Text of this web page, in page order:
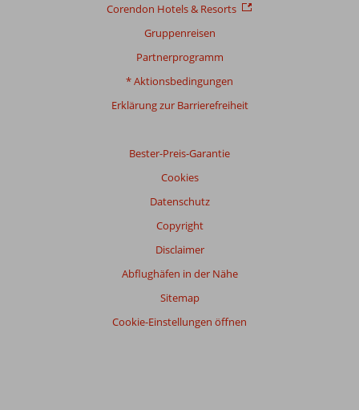
Corendon Hotels & Resorts
Gruppenreisen
Partnerprogramm
* Aktionsbedingungen
Erklärung zur Barrierefreiheit
Bester-Preis-Garantie
Cookies
Datenschutz
Copyright
Disclaimer
Abflughäfen in der Nähe
Sitemap
Cookie-Einstellungen öffnen